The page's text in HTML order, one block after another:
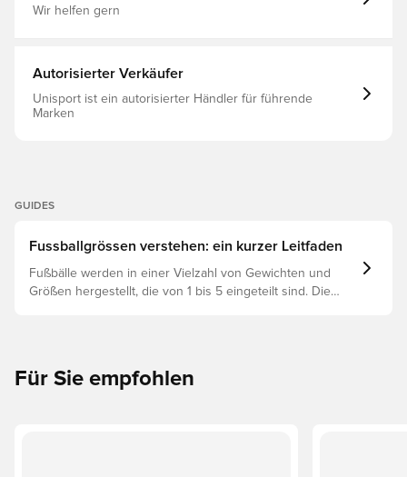
Wir helfen gern
Autorisierter Verkäufer
Unisport ist ein autorisierter Händler für führende
Marken
GUIDES
Fussballgrössen verstehen: ein kurzer Leitfaden
Fußbälle werden in einer Vielzahl von Gewichten und
Größen hergestellt, die von 1 bis 5 eingeteilt sind. Die
Für Sie empfohlen